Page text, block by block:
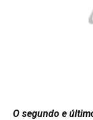
O segundo e